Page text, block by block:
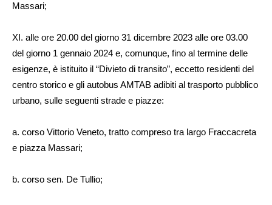
Massari;
XI. alle ore 20.00 del giorno 31 dicembre 2023 alle ore 03.00
del giorno 1 gennaio 2024 e, comunque, fino al termine delle
esigenze, è istituito il “Divieto di transito”, eccetto residenti del
centro storico e gli autobus AMTAB adibiti al trasporto pubblico
urbano, sulle seguenti strade e piazze:
a. corso Vittorio Veneto, tratto compreso tra largo Fraccacreta
e piazza Massari;
b. corso sen. De Tullio;